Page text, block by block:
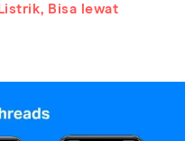
Bisa lewat